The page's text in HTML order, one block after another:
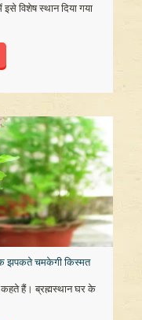
विशेष स्थान दिया गया
झपकते चमकेगी किस्मत
हैं। ब्रह्मस्थान घर के